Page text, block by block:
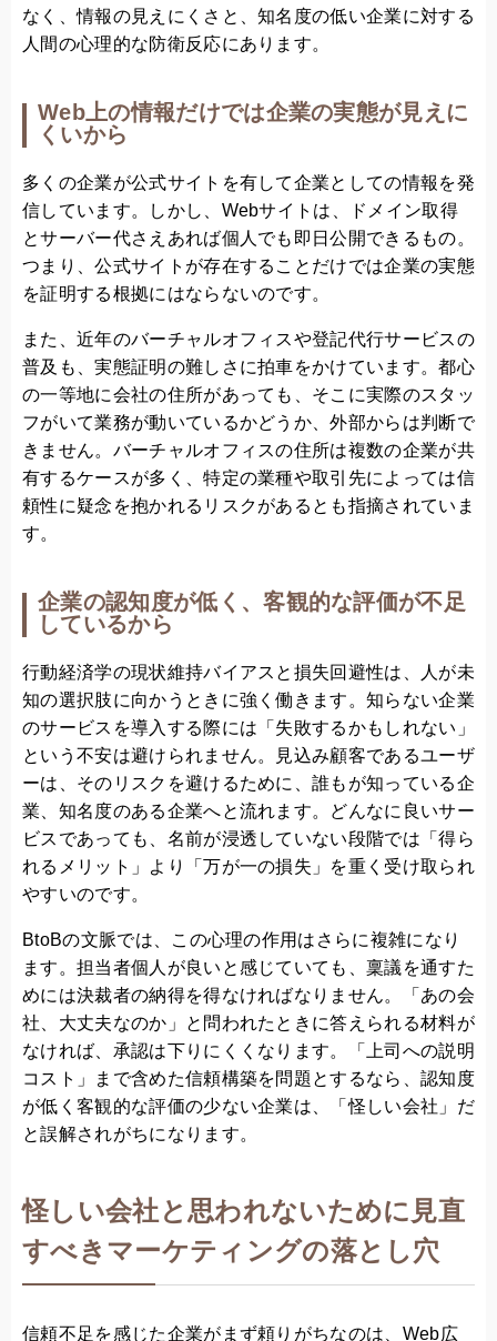
なく、情報の見えにくさと、知名度の低い企業に対する
人間の心理的な防衛反応にあります。
Web上の情報だけでは企業の実態が見えに
くいから
多くの企業が公式サイトを有して企業としての情報を発
信しています。しかし、Webサイトは、ドメイン取得
とサーバー代さえあれば個人でも即日公開できるもの。
つまり、公式サイトが存在することだけでは企業の実態
を証明する根拠にはならないのです。
また、近年のバーチャルオフィスや登記代行サービスの
普及も、実態証明の難しさに拍車をかけています。都心
の一等地に会社の住所があっても、そこに実際のスタッ
フがいて業務が動いているかどうか、外部からは判断で
きません。バーチャルオフィスの住所は複数の企業が共
有するケースが多く、特定の業種や取引先によっては信
頼性に疑念を抱かれるリスクがあるとも指摘されていま
す。
企業の認知度が低く、客観的な評価が不足
しているから
行動経済学の現状維持バイアスと損失回避性は、人が未
知の選択肢に向かうときに強く働きます。知らない企業
のサービスを導入する際には「失敗するかもしれない」
という不安は避けられません。見込み顧客であるユーザ
ーは、そのリスクを避けるために、誰もが知っている企
業、知名度のある企業へと流れます。どんなに良いサー
ビスであっても、名前が浸透していない段階では「得ら
れるメリット」より「万が一の損失」を重く受け取られ
やすいのです。
BtoBの文脈では、この心理の作用はさらに複雑になり
ます。担当者個人が良いと感じていても、稟議を通すた
めには決裁者の納得を得なければなりません。「あの会
社、大丈夫なのか」と問われたときに答えられる材料が
なければ、承認は下りにくくなります。「上司への説明
コスト」まで含めた信頼構築を問題とするなら、認知度
が低く客観的な評価の少ない企業は、「怪しい会社」だ
と誤解されがちになります。
怪しい会社と思われないために見直
すべきマーケティングの落とし穴
信頼不足を感じた企業がまず頼りがちなのは、Web広